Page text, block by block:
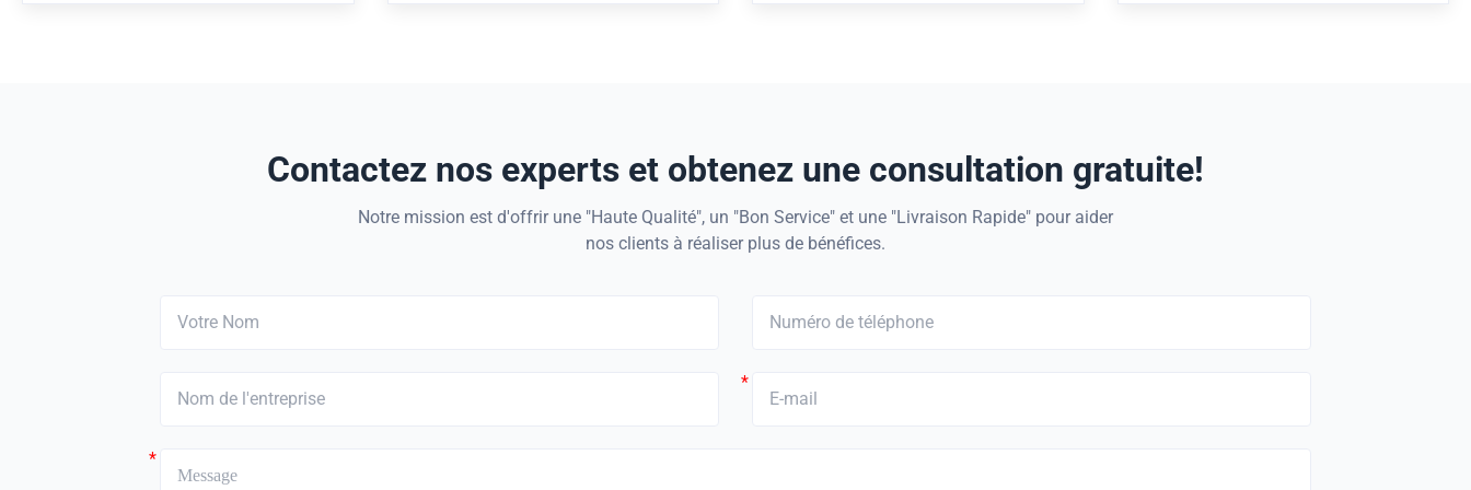
Contactez nos experts et obtenez une consultation gratuite!
Notre mission est d'offrir une "Haute Qualité", un "Bon Service" et une "Livraison Rapide" pour aider
nos clients à réaliser plus de bénéfices.
*
*